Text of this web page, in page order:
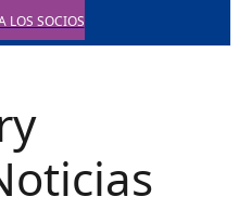
LOS SOCIOS